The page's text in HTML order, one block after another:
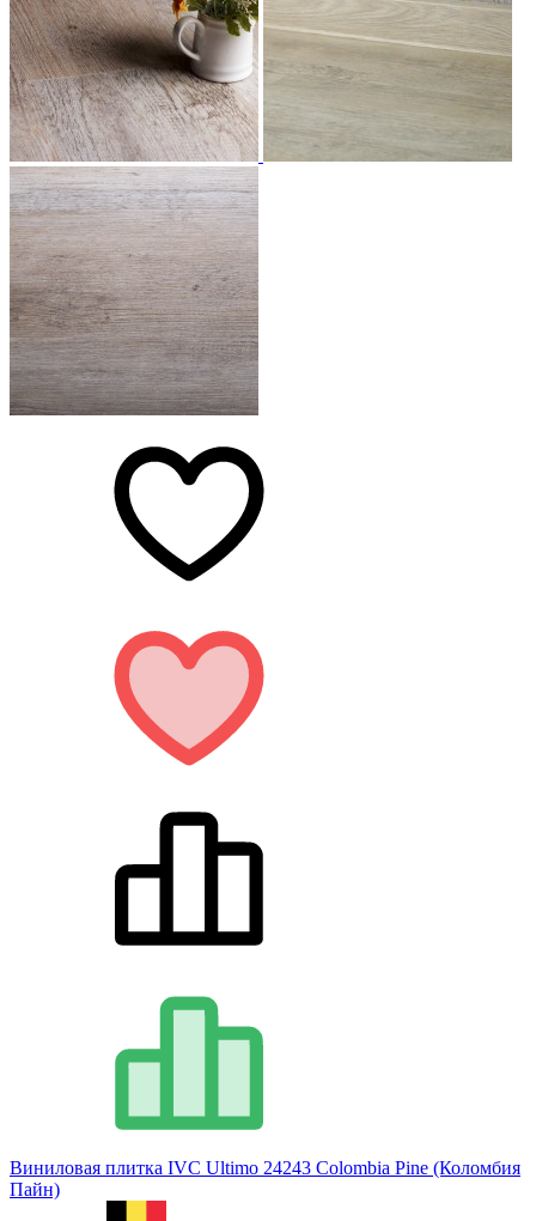
Виниловая плитка IVC Ultimo 24243 Colombia Pine (Коломбия
Пайн)